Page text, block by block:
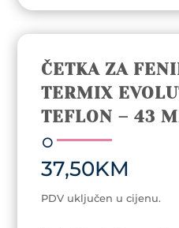
ČETKA ZA
TERMIX
TEFLON – 43
37,50KM
PDV uključen u cijenu.